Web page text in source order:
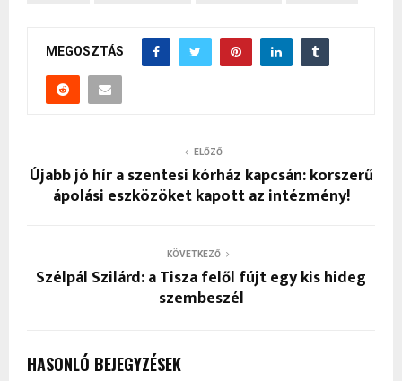
MEGOSZTÁS
ELŐZŐ
Újabb jó hír a szentesi kórház kapcsán: korszerű
ápolási eszközöket kapott az intézmény!
KÖVETKEZŐ
Szélpál Szilárd: a Tisza felől fújt egy kis hideg
szembeszél
HASONLÓ BEJEGYZÉSEK